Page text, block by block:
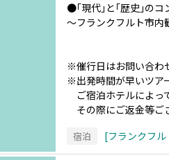
●｢現代｣と｢歴史｣のコ
～フランクフルト市内
※催行日はお問い合わ
※出発時間が早いツア
ご宿泊ホテルによっ
その際にご返金等ご
宿泊 フランクフル